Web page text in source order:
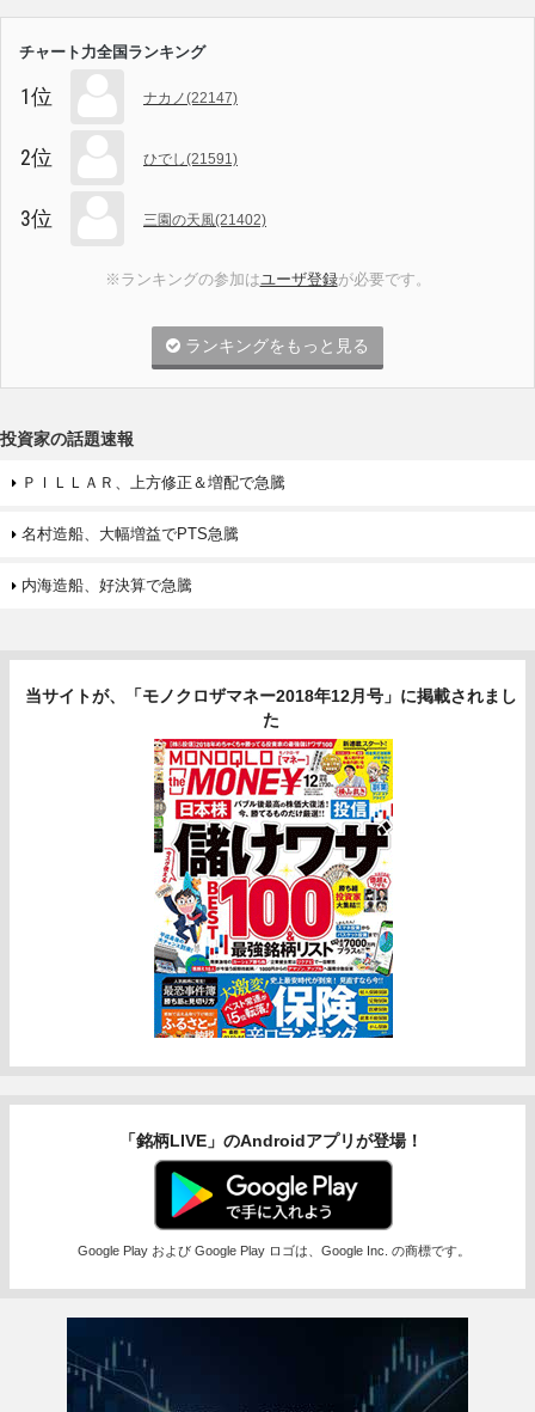
チャート力全国ランキング
1位 ナカノ(22147)
2位 ひでし(21591)
3位 三園の天風(21402)
※ランキングの参加はユーザ登録が必要です。
ランキングをもっと見る
投資家の話題速報
ＰＩＬＬＡＲ、上方修正＆増配で急騰
名村造船、大幅増益でPTS急騰
内海造船、好決算で急騰
当サイトが、「モノクロザマネー2018年12月号」に掲載されまし
た
「銘柄LIVE」のAndroidアプリが登場！
Google Play および Google Play ロゴは、Google Inc. の商標です。